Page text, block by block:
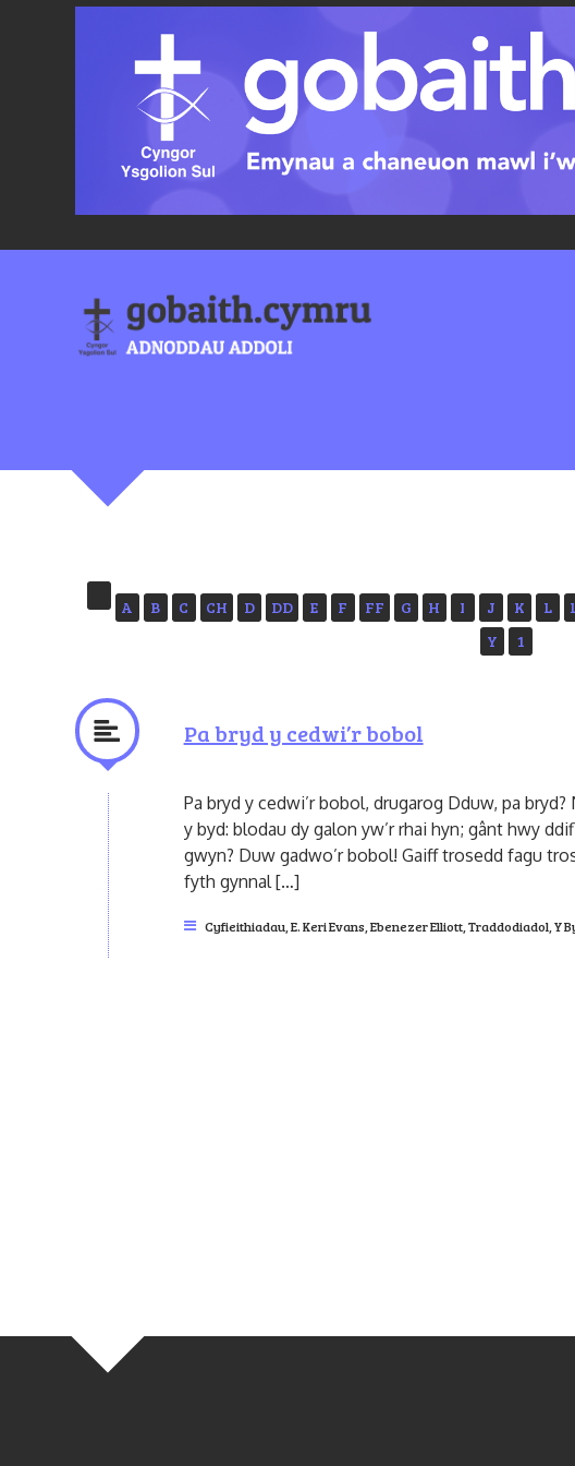
A B C CH D DD E F FF G H I J K L
Y
1
Pa bryd y cedwi’r bobol
Pa bryd y cedwi’r bobol, drugarog Dduw, pa
y byd: blodau dy galon yw’r rhai hyn; gânt hwy
gwyn? Duw gadwo’r bobol! Gaiff trosedd fagu
fyth gynnal […]
Cyfieithiadau, E. Keri Evans Ebenezer Elliott, Traddodiadol, Y